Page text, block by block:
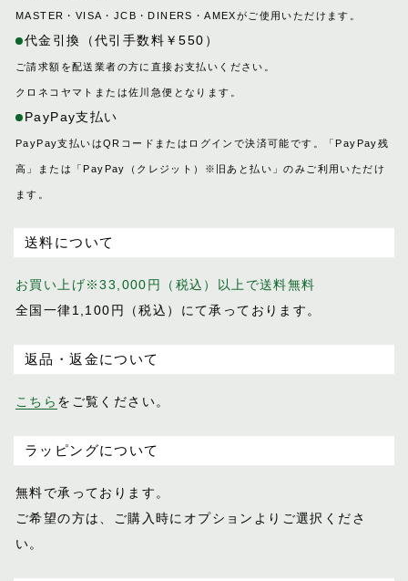
MASTER・VISA・JCB・DINERS・AMEXがご使用いただけます。
代金引換（代引手数料￥550）
ご請求額を配送業者の方に直接お支払いください。
クロネコヤマトまたは佐川急便となります。
PayPay支払い
PayPay支払いはQRコードまたはログインで決済可能です。「PayPay残
高」または「PayPay（クレジット）※旧あと払い」のみご利用いただけ
ます。
送料について
お買い上げ※33,000円（税込）以上で送料無料
全国一律1,100円（税込）にて承っております。
返品・返金について
こちら をご覧ください。
ラッピングについて
無料で承っております。
ご希望の方は、ご購入時にオプションより ご選択くださ
い。